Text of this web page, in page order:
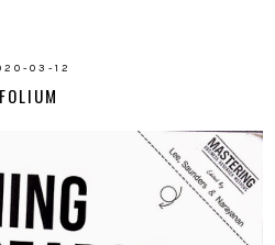
03-12
FOLIUM